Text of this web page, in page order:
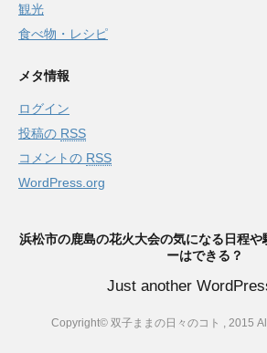
観光
食べ物・レシピ
メタ情報
ログイン
投稿の RSS
コメントの RSS
WordPress.org
浜松市の鹿島の花火大会の気になる日程や
ーはできる？
Just another
Copyright© 双子ままの日々のコト , 2015